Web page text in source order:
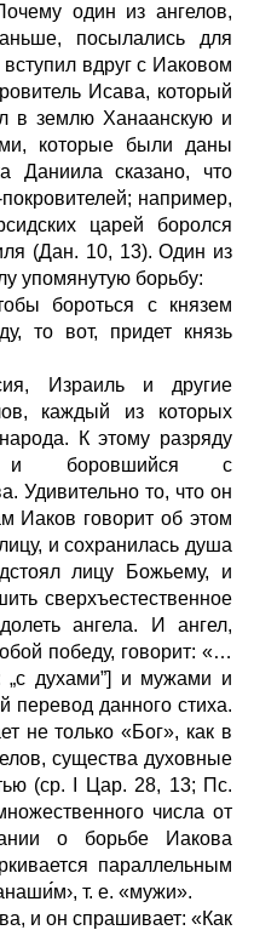
один из ангелов,
посылались для
вдруг с Иаковом
Исава, который
в землю Ханаанскую и
которые были даны
Даниила сказано, что
например,
царей боролся
(Дан. 10, 13). Один из
упомянутую борьбу:
бороться с князем
то вот, придет князь
Израиль и другие
каждый из которых
К этому разряду
и боровшийся с
Удивительно то, что он
Иаков говорит об этом
и сохранилась душа
лицу Божьему, и
сверхъестественное
ангела. И ангел,
победу, говорит: «…
„с духами”] и мужами и
перевод данного стиха.
не только «Бог», как в
существа духовные
(ср. I Цар. 28, 13; Пс.
числа от
о борьбе Иакова
параллельным
м›, т. е. «мужи».
и он спрашивает: «Как